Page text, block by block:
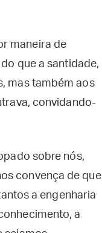
maneira de
que a santidade,
mas também aos
convidando-
sobre nós,
convença de que
a engenharia
a